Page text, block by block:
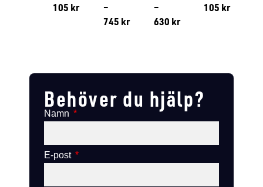
105 kr
–
745 kr
–
630 kr
105 kr
Behöver du hjälp?
Namn
E-post